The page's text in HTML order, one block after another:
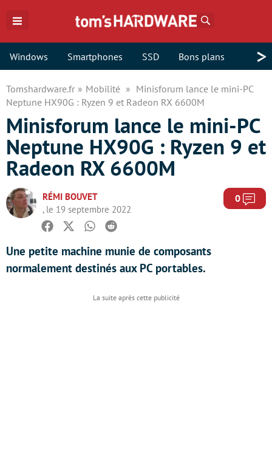
Windows Smartphones SSD Bons plans >
Tomshardware.fr Mobilité
Minisforum lance le mini-PC
Neptune HX90G : Ryzen 9 et Radeon RX 6600M
Minisforum lance le mini-PC
Neptune HX90G : Ryzen 9 et
Radeon RX 6600M
RÉMI BOUVET
, le 19 septembre 2022
0
Facebook
TwitterWhatsapp
Reddit
Une petite machine munie de composants
normalement destinés aux PC portables.